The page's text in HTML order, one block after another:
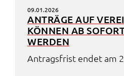
09.01.2026
ANTRÄ­GE AUF
KÖNNEN AB
WERDEN
Antrags­frist endet am
Name:
cookie_consent
Landratsamt Schweinfurt